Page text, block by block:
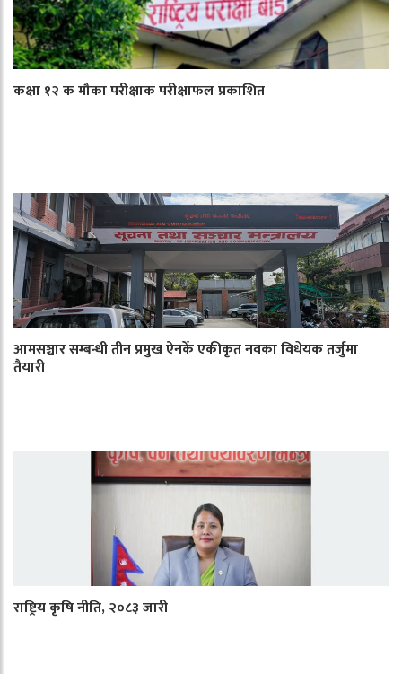
कक्षा १२ क मौका परीक्षाक परीक्षाफल प्रकाशित
आमसञ्चार सम्बन्धी तीन प्रमुख ऐनकेँ एकीकृत नवका विधेयक तर्जुमा
तैयारी
राष्ट्रिय कृषि नीति, २०८३ जारी